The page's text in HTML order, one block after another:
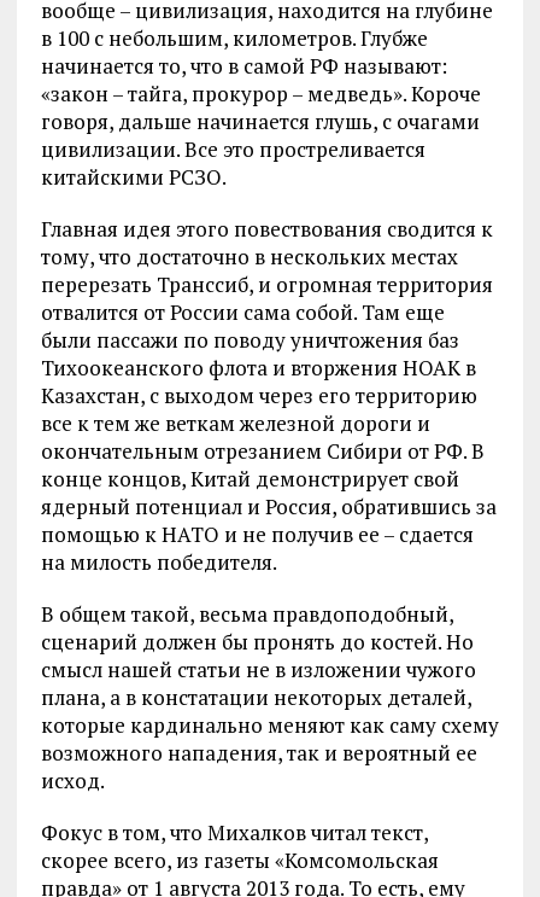
вообще – цивилизация, находится на глубине
в 100 с небольшим, километров. Глубже
начинается то, что в самой РФ называют:
«закон – тайга, прокурор – медведь». Короче
говоря, дальше начинается глушь, с очагами
цивилизации. Все это простреливается
китайскими РСЗО.
Главная идея этого повествования сводится к
тому, что достаточно в нескольких местах
перерезать Транссиб, и огромная территория
отвалится от России сама собой. Там еще
были пассажи по поводу уничтожения баз
Тихоокеанского флота и вторжения НОАК в
Казахстан, с выходом через его территорию
все к тем же веткам железной дороги и
окончательным отрезанием Сибири от РФ. В
конце концов, Китай демонстрирует свой
ядерный потенциал и Россия, обратившись за
помощью к НАТО и не получив ее – сдается
на милость победителя.
В общем такой, весьма правдоподобный,
сценарий должен бы пронять до костей. Но
смысл нашей статьи не в изложении чужого
плана, а в констатации некоторых деталей,
которые кардинально меняют как саму схему
возможного нападения, так и вероятный ее
исход.
Фокус в том, что Михалков читал текст,
скорее всего, из газеты «Комсомольская
правда» от 1 августа 2013 года. То есть, ему